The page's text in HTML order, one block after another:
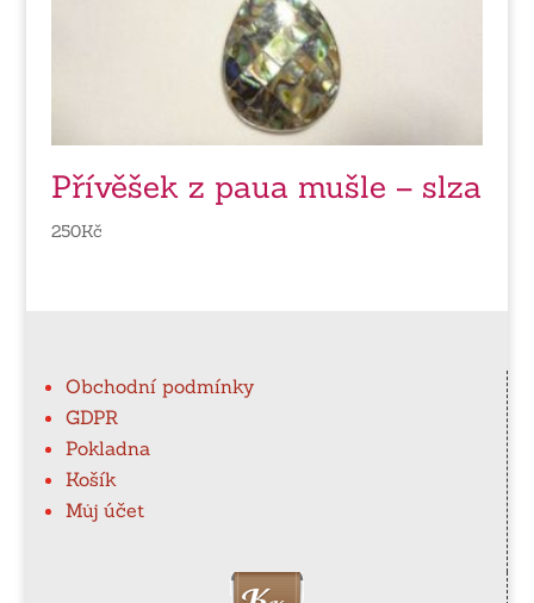
Přívěšek z paua mušle – slza
250Kč
Obchodní podmínky
GDPR
Pokladna
Košík
Můj účet